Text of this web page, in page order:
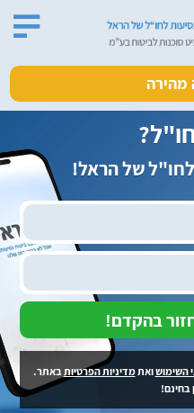
מהירה
לחו"ל של הראל!
בהקדם!
השימושואתמדיניות הפרטיותבאתר.
בחינם!